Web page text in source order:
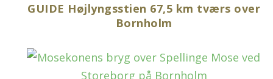
GUIDE Højlyngsstien 67,5 km tværs over
Bornholm